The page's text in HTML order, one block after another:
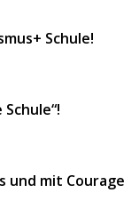
Schule!
und mit Courage